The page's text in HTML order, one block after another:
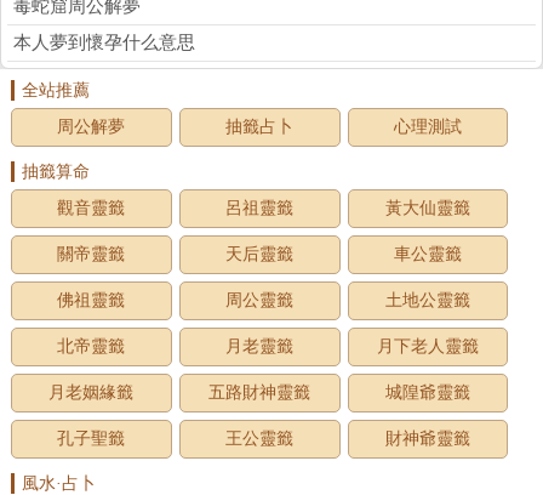
毒蛇窟周公解夢
本人夢到懷孕什么意思
全站推薦
周公解夢
抽籤占卜 心理測試
抽籤算命
觀音靈籤
呂祖靈籤 黃大仙靈籤
關帝靈籤 天后靈籤 車公靈籤
佛祖靈籤 周公靈籤 土地公靈籤
北帝靈籤 月老靈籤 月下老人靈籤
月老姻緣籤 五路財神靈籤 城隍爺靈籤
孔子聖籤 王公靈籤 財神爺靈籤
風水·占卜